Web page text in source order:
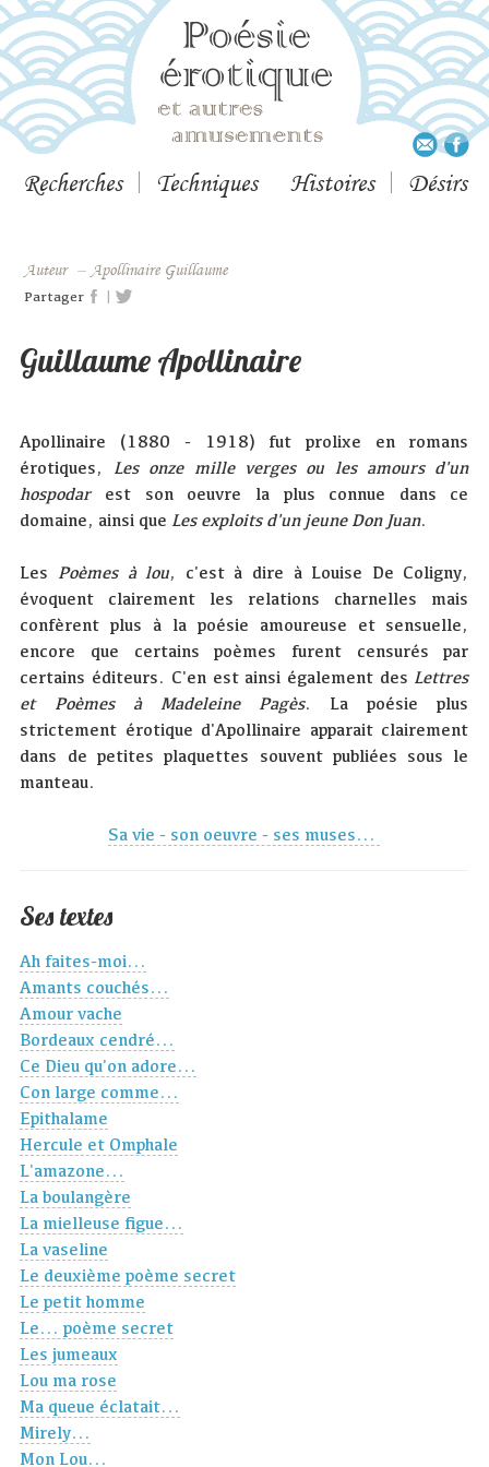
Recherches Techniques Histoires Désirs
Auteur – Apollinaire Guillaume
Partager |
Guillaume Apollinaire
Apollinaire (1880 - 1918) fut prolixe en romans
érotiques,
Les onze mille verges ou les amours d'un
hospodarest son oeuvre la plus connue dans ce
domaine, ainsi que Les exploits d'un jeune Don Juan.
Les Poèmes à lou, c'est à dire à Louise De Coligny,
évoquent clairement les relations charnelles mais
confèrent plus à la poésie amoureuse et sensuelle,
encore que certains poèmes furent censurés par
certains éditeurs. C'en est ainsi également des Lettres
et Poèmes à Madeleine Pagès. La poésie plus
strictement érotique d'Apollinaire apparait clairement
dans de petites plaquettes souvent publiées sous le
manteau.
Sa vie - son oeuvre - ses muses...
Ses textes
Ah faites-moi...
Amants couchés...
Amour vache
Bordeaux cendré...
Ce Dieu qu'on adore...
Con large comme...
Epithalame
Hercule et Omphale
L'amazone...
La boulangère
La mielleuse figue...
La vaseline
Le deuxième poème secret
Le petit homme
Le... poème secret
Les jumeaux
Lou ma rose
Ma queue éclatait...
Mirely...
Mon Lou...